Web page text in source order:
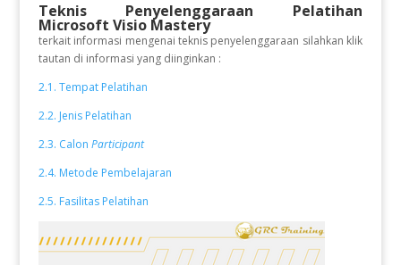
Teknis Penyelenggaraan Pelatihan
Microsoft Visio Mastery
terkait informasi mengenai teknis penyelenggaraan silahkan klik
tautan di informasi yang diinginkan :
2.1. Tempat Pelatihan
2.2. Jenis Pelatihan
2.3. Calon Participant
2.4. Metode Pembelajaran
2.5. Fasilitas Pelatihan